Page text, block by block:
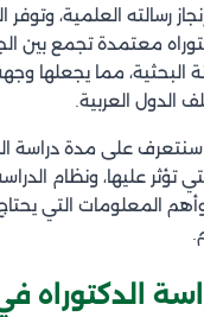
رسالته العلمية، وتوفر
معتمدة تجمع بين
البحثية، مما يجعلها
الدول العربية.
سنتعرف على مدة دراسة
تؤثر عليها، ونظام
وأهم المعلومات التي
الدكتوراه